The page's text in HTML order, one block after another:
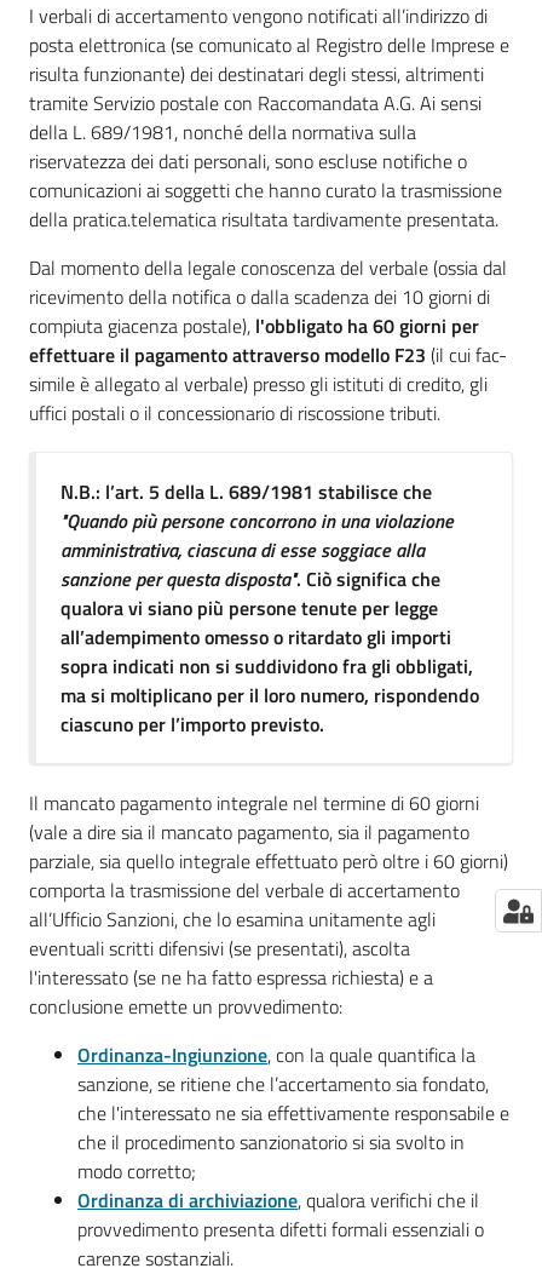
I verbali di accertamento vengono notificati all’indirizzo di
posta elettronica (se comunicato al Registro delle Imprese e
risulta funzionante) dei destinatari degli stessi, altrimenti
tramite Servizio postale con Raccomandata A.G. Ai sensi
della L. 689/1981, nonché della normativa sulla
riservatezza dei dati personali, sono escluse notifiche o
comunicazioni ai soggetti che hanno curato la trasmissione
della pratica.telematica risultata tardivamente presentata.
Dal momento della legale conoscenza del verbale (ossia dal
ricevimento della notifica o dalla scadenza dei 10 giorni di
compiuta giacenza postale), l'obbligato ha 60 giorni per
effettuare il pagamento attraverso modello F23 (il cui fac-
simile è allegato al verbale) presso gli istituti di credito, gli
uffici postali o il concessionario di riscossione tributi.
N.B.: l’art. 5 della L. 689/1981 stabilisce che
"Quando più persone concorrono in una violazione
amministrativa, ciascuna di esse soggiace alla
sanzione per questa disposta". Ciò significa che
qualora vi siano più persone tenute per legge
all’adempimento omesso o ritardato gli importi
sopra indicati non si suddividono fra gli obbligati,
ma si moltiplicano per il loro numero, rispondendo
ciascuno per l’importo previsto.
Il mancato pagamento integrale nel termine di 60 giorni
(vale a dire sia il mancato pagamento, sia il pagamento
parziale, sia quello integrale effettuato però oltre i 60 giorni)
comporta la trasmissione del verbale di accertamento
all’Ufficio Sanzioni, che lo esamina unitamente agli
eventuali scritti difensivi (se presentati), ascolta
l'interessato (se ne ha fatto espressa richiesta) e a
conclusione emette un provvedimento:
Ordinanza-Ingiunzione, con la quale quantifica la
sanzione, se ritiene che l’accertamento sia fondato,
che l'interessato ne sia effettivamente responsabile e
che il procedimento sanzionatorio si sia svolto in
modo corretto;
Ordinanza di archiviazione, qualora verifichi che il
provvedimento presenta difetti formali essenziali o
carenze sostanziali.